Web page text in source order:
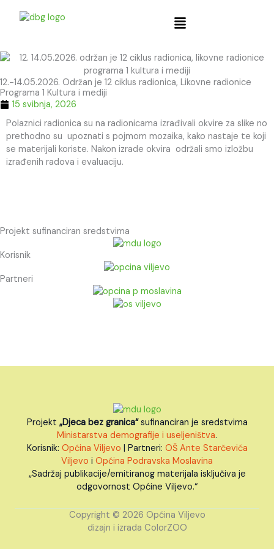
12.-14.05.2026. Održan je 12 ciklus radionica, Likovne radionice
Programa 1 Kultura i mediji
15 svibnja, 2026
Polaznici radionica su na radionicama izrađivali okvire za slike no
prethodno su upoznati s pojmom mozaika, kako nastaje te koji
se materijali koriste. Nakon izrade okvira održali smo izložbu
izrađenih radova i evaluaciju.
Projekt sufinanciran sredstvima
Korisnik
Partneri
Projekt „Djeca bez granica“sufinanciran je sredstvima
Ministarstva demografije i useljeništva.
Korisnik: Općina Viljevo | Partneri: OŠ Ante Starčevića
Viljevo i Općina Podravska Moslavina
„Sadržaj publikacije/emitiranog materijala isključiva je
odgovornost Općine Viljevo.“
Copyright © 2026 Općina Viljevo
dizajn i izrada ColorZOO